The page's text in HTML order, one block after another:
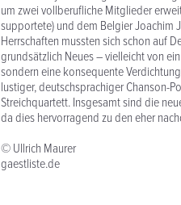
um zwei vollberufliche Mitglieder
supportete) und dem Belgier Joachim
Herrschaften mussten sich schon auf
grundsätzlich Neues – vielleicht von
sondern eine konsequente
lustiger, deutschsprachiger Chanson-
Streichquartett. Insgesamt sind die
da dies hervorragend zu den eher
© Ullrich Maurer
gaestliste.de